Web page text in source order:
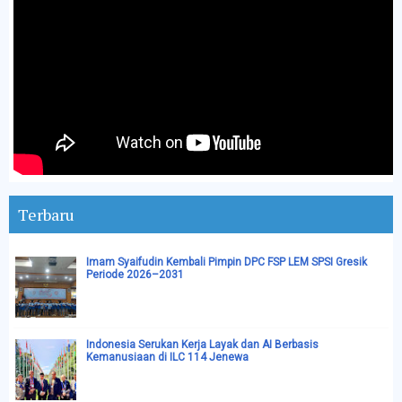
Terbaru
Imam Syaifudin Kembali Pimpin DPC FSP LEM SPSI Gresik
Periode 2026–2031
Indonesia Serukan Kerja Layak dan AI Berbasis
Kemanusiaan di ILC 114 Jenewa